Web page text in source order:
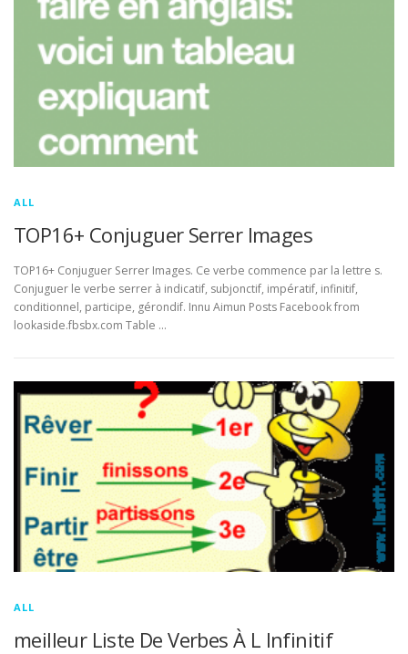
ALL
TOP16+ Conjuguer Serrer Images
TOP16+ Conjuguer Serrer Images. Ce verbe commence par la lettre s.
Conjuguer le verbe serrer à indicatif, subjonctif, impératif, infinitif,
conditionnel, participe, gérondif. Innu Aimun Posts Facebook from
lookaside.fbsbx.com Table …
ALL
meilleur Liste De Verbes À L Infinitif